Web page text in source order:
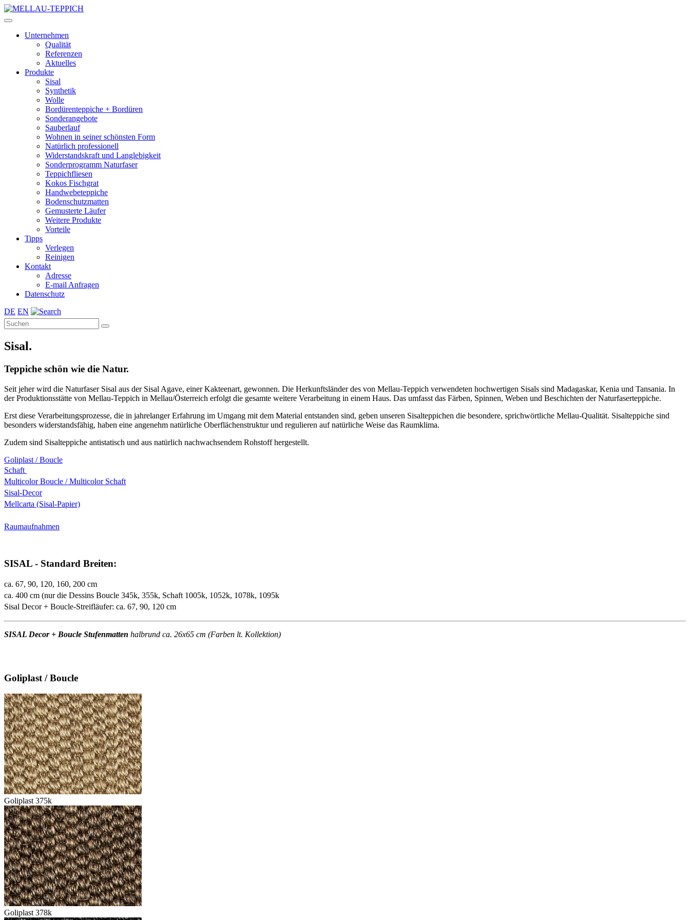
Unternehmen
Qualität
Referenzen
Aktuelles
Produkte
Sisal
Synthetik
Wolle
Bordürenteppiche + Bordüren
Sonderangebote
Sauberlauf
Wohnen in seiner schönsten Form
Natürlich professionell
Widerstandskraft und Langlebigkeit
Sonderprogramm Naturfaser
Teppichfliesen
Kokos Fischgrat
Handwebeteppiche
Bodenschutzmatten
Gemusterte Läufer
Weitere Produkte
Vorteile
Tipps
Verlegen
Reinigen
Kontakt
Adresse
E-mail Anfragen
Datenschutz
DE EN
Sisal.
Teppiche schön wie die Natur.
Seit jeher wird die Naturfaser Sisal aus der Sisal Agave, einer Kakteenart, gewonnen. Die Herkunftsländer des von Mellau-Teppich verwendeten hochwertigen Sisals sind Madagaskar, Kenia und Tansania. In
der Produktionsstätte von Mellau-Teppich in Mellau/Österreich erfolgt die gesamte weitere Verarbeitung in einem Haus. Das umfasst das Färben, Spinnen, Weben und Beschichten der Naturfaserteppiche.
Erst diese Verarbeitungsprozesse, die in jahrelanger Erfahrung im Umgang mit dem Material entstanden sind, geben unseren Sisalteppichen die besondere, sprichwörtliche Mellau-Qualität. Sisalteppiche sind
besonders widerstandsfähig, haben eine angenehm natürliche Oberflächenstruktur und regulieren auf natürliche Weise das Raumklima.
Zudem sind Sisalteppiche antistatisch und aus natürlich nachwachsendem Rohstoff hergestellt.
Goliplast / Boucle
Schaft
Multicolor Boucle / Multicolor Schaft
Sisal-Decor
Mellcarta (Sisal-Papier)
Raumaufnahmen
SISAL - Standard Breiten:
ca. 67, 90, 120, 160, 200 cm
ca. 400 cm (nur die Dessins Boucle 345k, 355k, Schaft 1005k, 1052k, 1078k, 1095k
Sisal Decor + Boucle-Streifläufer: ca. 67, 90, 120 cm
SISAL Decor + Boucle Stufenmatten halbrund ca. 26x65 cm (Farben lt. Kollektion)
Goliplast / Boucle
Goliplast 375k
Goliplast 378k